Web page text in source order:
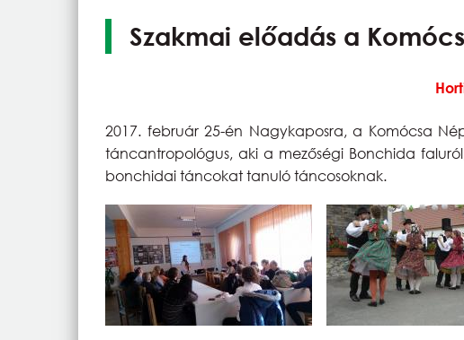
Szakmai előadás a
2017. február 25-én Nagykaposra, a Komócsa
táncantropológus, aki a mezőségi Bonchida
bonchidai táncokat tanuló táncosoknak.